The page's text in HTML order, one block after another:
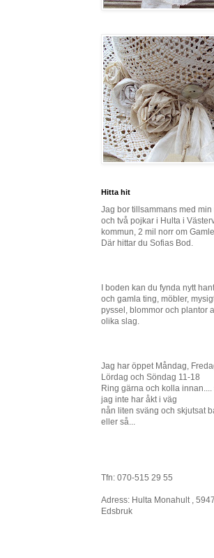
Hitta hit
Jag bor tillsammans med min
och två pojkar i Hulta i
kommun, 2 mil norr om
Där hittar du Sofias Bod.
I boden kan du fynda nytt
och gamla ting, möbler,
pyssel, blommor och plantor
olika slag.
Jag har öppet Måndag,
Lördag och Söndag 11-18
Ring gärna och kolla innan....
jag inte har åkt i väg
nån liten sväng och skjutsat
eller så...
Tfn: 070-515 29 55
Adress: Hulta Monahult ,
Edsbruk